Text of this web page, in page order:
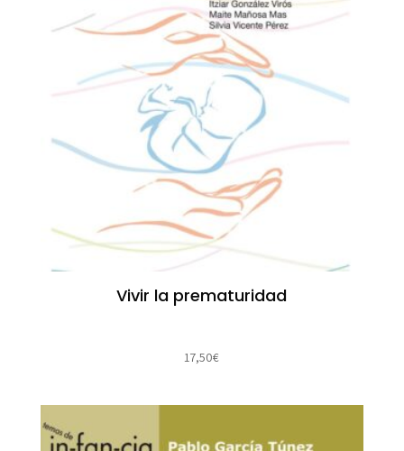
Vivir la prematuridad
17,50€